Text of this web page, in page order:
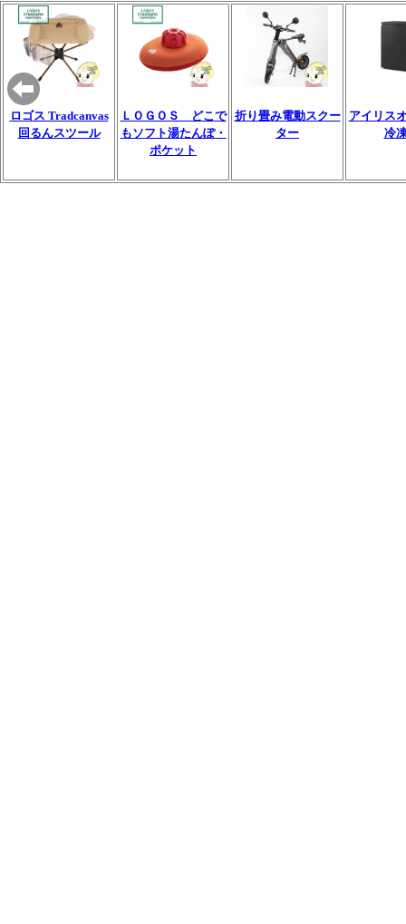
ロゴス Tradcanvas
回るんスツール
ＬＯＧＯＳ どこで
もソフト湯たんぽ・
ポケット
折り畳み電動スクー
ター
アイリス
冷